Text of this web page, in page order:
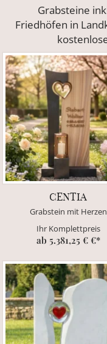
Grabsteine
Friedhöfen in
CENTIA
Grabstein mit Herzen
Ihr Komplettpreis
ab 5.381,25 € €*